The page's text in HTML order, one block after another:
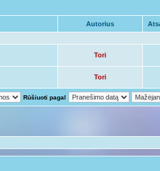
Autorius
Tori
Tori
Rūšiuoti pagal